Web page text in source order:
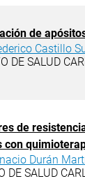
de
Castillo
DE SALUD
de
Durán
SALUD